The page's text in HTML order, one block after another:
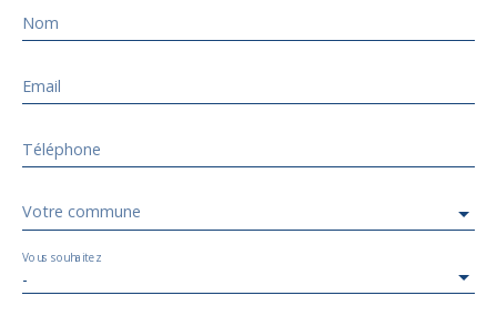
Nom
Email
Téléphone
Votre commune
-
Vous souhaitez